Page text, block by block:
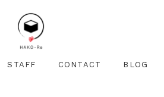
STAFF CONTACT BLOG